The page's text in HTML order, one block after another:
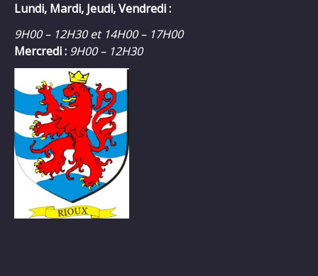
Lundi, Mardi, Jeudi, Vendredi :
9H00 – 12H30 et 14H00 – 17H00
Mercredi : 9H00 – 12H30